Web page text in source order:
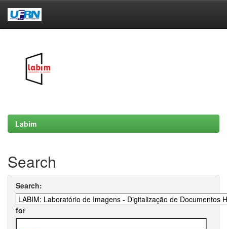
Labim
Search
Search:
for